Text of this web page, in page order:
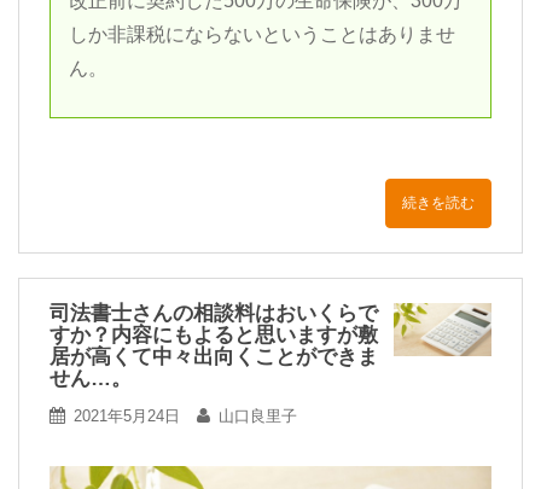
しか非課税にならないということはありませ
ん。
続きを読む
司法書士さんの相談料はおいくらで
すか？内容にもよると思いますが敷
居が高くて中々出向くことができま
せん…。
2021年5月24日 山口良里子